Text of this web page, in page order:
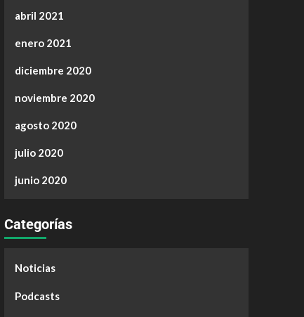
abril 2021
enero 2021
diciembre 2020
noviembre 2020
agosto 2020
julio 2020
junio 2020
Categorías
Noticias
Podcasts